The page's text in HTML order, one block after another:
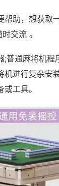
帮助，想获取
交流 。
;普通麻将机程
机进行复杂安
工具。